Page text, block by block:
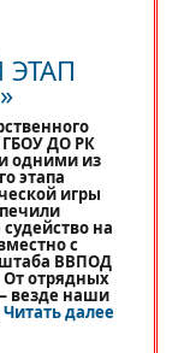
ГБОУ ДО РК
одними из
этапа
игры
на
с
штаба ВВПОД
От отрядных
везде наши
Читать далее«